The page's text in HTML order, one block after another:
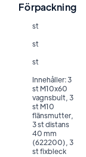
Förpackning
st
st
st
Innehåller: 3
st M10x60
vagnsbult, 3
st M10
flänsmutter,
3 st distans
40 mm
(622200), 3
st fixbleck